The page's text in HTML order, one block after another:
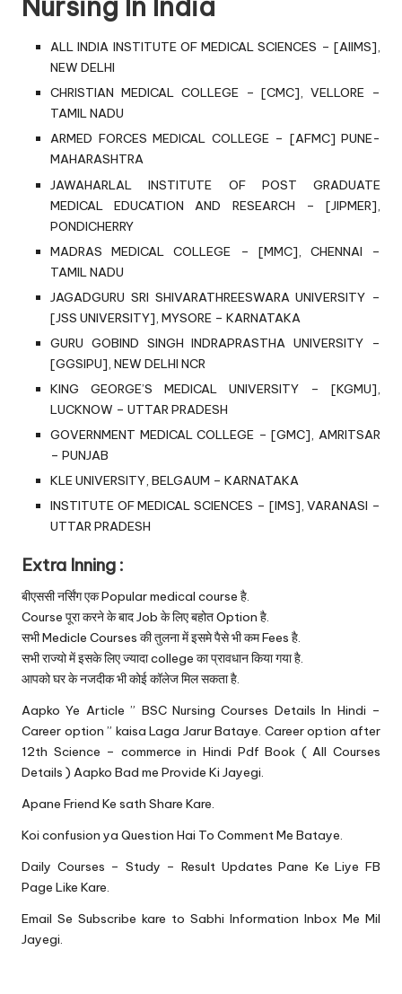
Nursing In India
ALL INDIA INSTITUTE OF MEDICAL SCIENCES – [AIIMS],
NEW DELHI
CHRISTIAN MEDICAL COLLEGE – [CMC], VELLORE –
TAMIL NADU
ARMED FORCES MEDICAL COLLEGE – [AFMC] PUNE-
MAHARASHTRA
JAWAHARLAL INSTITUTE OF POST GRADUATE
MEDICAL EDUCATION AND RESEARCH – [JIPMER],
PONDICHERRY
MADRAS MEDICAL COLLEGE – [MMC], CHENNAI –
TAMIL NADU
JAGADGURU SRI SHIVARATHREESWARA UNIVERSITY –
[JSS UNIVERSITY], MYSORE – KARNATAKA
GURU GOBIND SINGH INDRAPRASTHA UNIVERSITY –
[GGSIPU], NEW DELHI NCR
KING GEORGE’S MEDICAL UNIVERSITY – [KGMU],
LUCKNOW – UTTAR PRADESH
GOVERNMENT MEDICAL COLLEGE – [GMC], AMRITSAR
– PUNJAB
KLE UNIVERSITY, BELGAUM – KARNATAKA
INSTITUTE OF MEDICAL SCIENCES – [IMS], VARANASI –
UTTAR PRADESH
Extra Inning :
बीएससी नर्सिंग एक Popular medical course है.
Course पूरा करने के बाद Job के लिए बहोत Option है.
सभी Medicle Courses की तुलना में इसमे पैसे भी कम Fees है.
सभी राज्यो में इसके लिए ज्यादा college का प्रावधान किया गया है.
आपको घर के नजदीक भी कोई कॉलेज मिल सकता है.
Aapko Ye Article ” BSC Nursing Courses Details In Hindi –
Career option ” kaisa Laga Jarur Bataye. Career option after
12th Science – commerce in Hindi Pdf Book ( All Courses
Details ) Aapko Bad me Provide Ki Jayegi.
Apane Friend Ke sath Share Kare.
Koi confusion ya Question Hai To Comment Me Bataye.
Daily Courses – Study – Result Updates Pane Ke Liye FB
Page Like Kare.
Email Se Subscribe kare to Sabhi Information Inbox Me Mil
Jayegi.